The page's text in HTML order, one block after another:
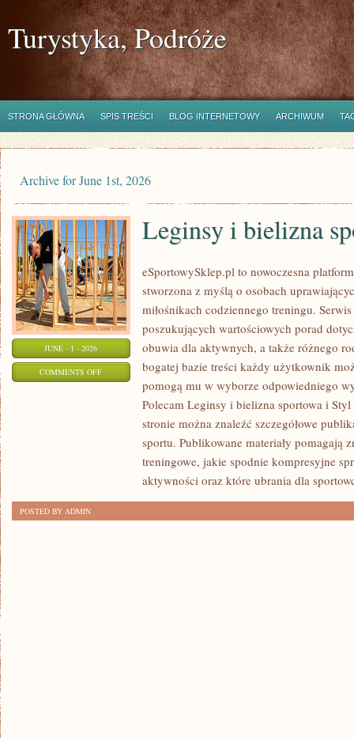
Turystyka, Podróże
STRONA GŁÓWNA SPIS TREŚCI BLOG INTERNETOWY ARCHIWUM
Archive for June 1st, 2026
JUNE - 1 - 2026
COMMENTS OFFON
SPORTOWA
Leginsy i bielizna
eSportowySklep.pl to nowoczesna
stworzona z myślą o osobach
miłośnikach codziennego treningu.
poszukujących wartościowych porad
obuwia dla aktywnych, a także różnego
bogatej bazie treści każdy użytkownik
pomogą mu w wyborze odpowiedniego
Polecam Leginsy i bielizna sportowa i
stronie można znaleźć szczegółowe
sportu. Publikowane materiały pomagają
treningowe, jakie spodnie kompresyjne
aktywności oraz które ubrania dla
POSTED BY ADMIN